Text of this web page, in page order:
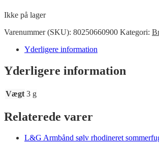
Ikke på lager
Varenummer (SKU): 80250660900 Kategori:
Yderligere information
Yderligere information
Vægt 3 g
Relaterede varer
L&G Armbånd sølv rhodineret